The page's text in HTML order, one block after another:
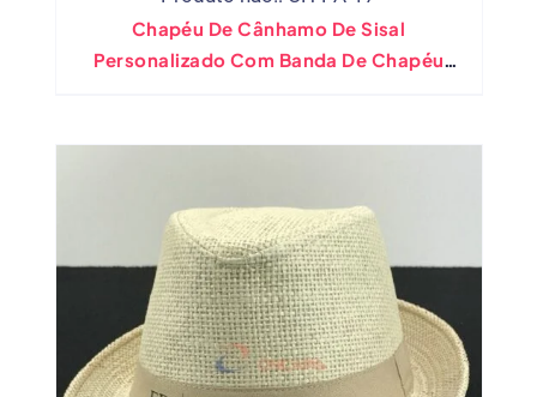
Chapéu De Cânhamo De Sisal
Personalizado Com Banda De Chapéu